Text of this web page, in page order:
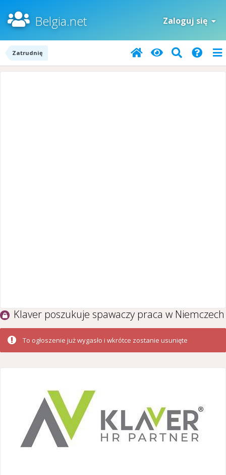
Belgia.net Zaloguj się
Zatrudnię
Klaver poszukuje spawaczy praca w Niemczech
To ogłoszenie już wygasło i wkrótce zostanie usunięte